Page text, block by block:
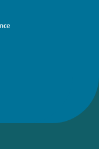
sursur